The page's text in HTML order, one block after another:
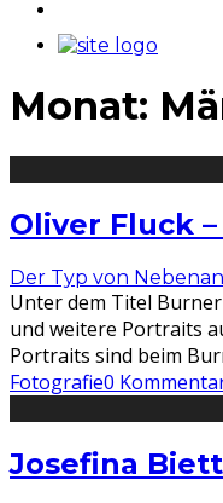
Monat:
Oliver Fluck
Der Typ von Nebenan
Unter dem Titel
und weitere Portraits
Portraits sind beim
Fotografie0
Josefina